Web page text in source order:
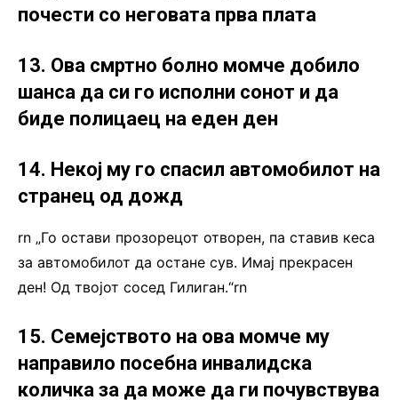
почести со неговата прва плата
13. Ова смртно болно момче добило
шанса да си го исполни сонот и да
биде полицаец на еден ден
14. Некој му го спасил автомобилот на
странец од дожд
rn „Го остави прозорецот отворен, па ставив кеса
за автомобилот да остане сув. Имај прекрасен
ден! Од твојот сосед Гилиган.“rn
15. Семејството на ова момче му
направило посебна инвалидска
количка за да може да ги почувствува